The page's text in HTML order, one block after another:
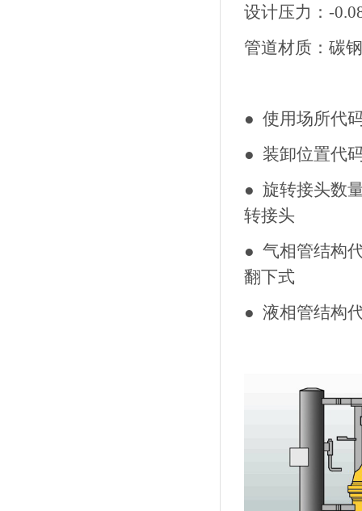
设计压力：-
管道材质：
● 使用场所代
● 装卸位置代
● 旋转接头数
转接
● 气相管结构
翻下式
● 液相管结